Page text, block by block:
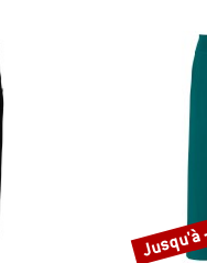
Remise
Jusqu'à